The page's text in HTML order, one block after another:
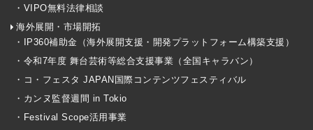
・VIPO無料法律相談
海外展開・市場開拓
・IP360補助金（海外展開支援・開発プラットフォーム構築支援）
・令和7年度 舞台芸術等総合支援事業（全国キャラバン）
・コ・フェスタ JAPAN国際コンテンツフェスティバル
・カンヌ監督週間 in Tokio
・Festival Scope活用事業